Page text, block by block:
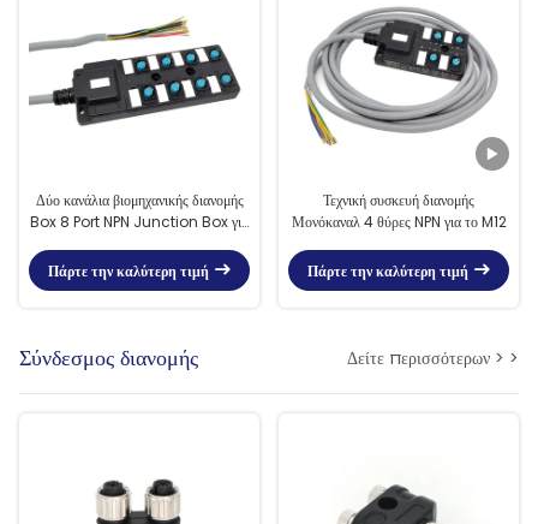
Δύο κανάλια βιομηχανικής διανομής
Box 8 Port NPN Junction Box για
Πάρτε την καλύτερη τιμή
Τεχνική συσκευή διανομής
Μονόκαναλ 4 θύρες NPN για το M12
Πάρτε την καλύτερη τιμή
Σύνδεσμος διανομής Δείτε περισσότερων > >